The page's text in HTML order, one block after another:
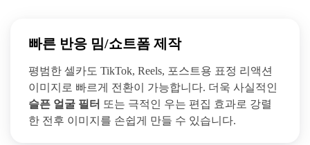
빠른 반응 밈/쇼트폼 제작
평범한 셀카도 TikTok, Reels, 포스트용 표정 리액션
이미지로 빠르게 전환이 가능합니다. 더욱 사실적인
슬픈 얼굴 필터 또는 극적인 우는 편집 효과로 강렬
한 전후 이미지를 손쉽게 만들 수 있습니다.